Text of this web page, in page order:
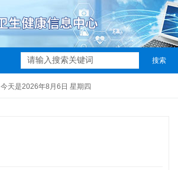
搜索
今天是2026年8月6日 星期四